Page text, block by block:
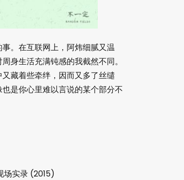
。在互联网上，阿炜细腻又温
身生活充满钝感的我截然不同。
藏着些牵绊，因而又多了丝缱
是你心里难以言说的某个部分不
场实录 (2015)